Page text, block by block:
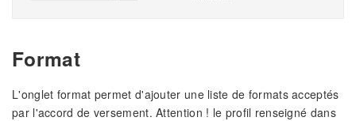
Format
L'onglet format permet d'ajouter une liste de formats acceptés
par l'accord de versement. Attention ! le profil renseigné dans